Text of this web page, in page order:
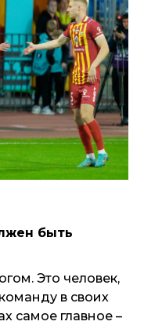
быть
Это человек,
в своих
самое главное –